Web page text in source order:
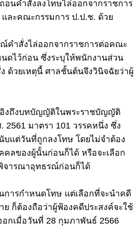
อนคำสั่งลงโทษไล่ออกจากราชการ
ละคณะกรรมการ ป.ป.ช. ด้วย
คำสั่งไล่ออกจากราชการต่อคณะ
ดไว้ก่อน ซึ่งระบุให้พนักงานส่วน
ด้วยเหตุนี้ ศาลชั้นต้นจึงวินิจฉัยว่าผู้
อิงถึงบทบัญญัติในพระราชบัญญัติ
2561 มาตรา 101 วรรคหนึ่ง ซึ่ง
บแต่วันที่ถูกลงโทษ โดยไม่จำต้อง
คลของผู้นั้นก่อนก็ได้ หรือจะเลือก
จารณาอุทธรณ์ก่อนก็ได้
ารกำหนดโทษ แต่เลือกที่จะนำคดี
ก็ต้องถือว่าผู้ฟ้องคดีประสงค์จะใช้
อกเมื่อวันที่ 28 กุมภาพันธ์ 2566